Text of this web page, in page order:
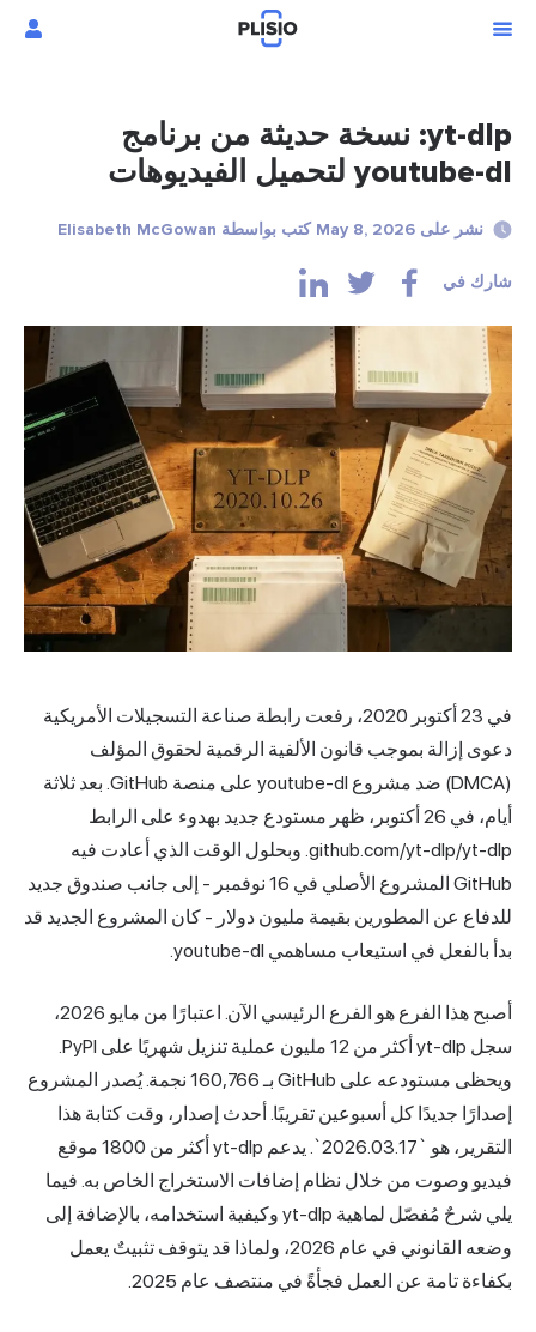
yt-dlp: نسخة حديثة من برنامج
youtube-dl لتحميل الفيديوهات
نشر على May 8, 2026 كتب بواسطة Elisabeth McGowan
شارك في
في 23 أكتوبر 2020، رفعت رابطة صناعة التسجيلات الأمريكية
دعوى إزالة بموجب قانون الألفية الرقمية لحقوق المؤلف
(DMCA) ضد مشروع youtube-dl على منصة GitHub. بعد ثلاثة
أيام، في 26 أكتوبر، ظهر مستودع جديد بهدوء على الرابط
github.com/yt-dlp/yt-dlp. وبحلول الوقت الذي أعادت فيه
GitHub المشروع الأصلي في 16 نوفمبر - إلى جانب صندوق جديد
للدفاع عن المطورين بقيمة مليون دولار - كان المشروع الجديد قد
بدأ بالفعل في استيعاب مساهمي youtube-dl.
أصبح هذا الفرع هو الفرع الرئيسي الآن. اعتبارًا من مايو 2026،
سجل yt-dlp أكثر من 12 مليون عملية تنزيل شهريًا على PyPI.
ويحظى مستودعه على GitHub بـ 160,766 نجمة. يُصدر المشروع
إصدارًا جديدًا كل أسبوعين تقريبًا. أحدث إصدار، وقت كتابة هذا
التقرير، هو `2026.03.17`. يدعم yt-dlp أكثر من 1800 موقع
فيديو وصوت من خلال نظام إضافات الاستخراج الخاص به. فيما
يلي شرحٌ مُفصّل لماهية yt-dlp وكيفية استخدامه، بالإضافة إلى
وضعه القانوني في عام 2026، ولماذا قد يتوقف تثبيتٌ يعمل
بكفاءة تامة عن العمل فجأةً في منتصف عام 2025.